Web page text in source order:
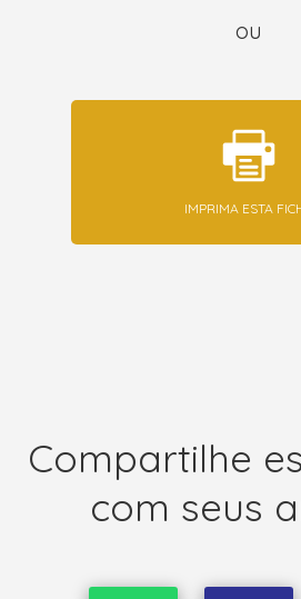
ou
IMPRIMA ESTA
Compartilhe
com seus